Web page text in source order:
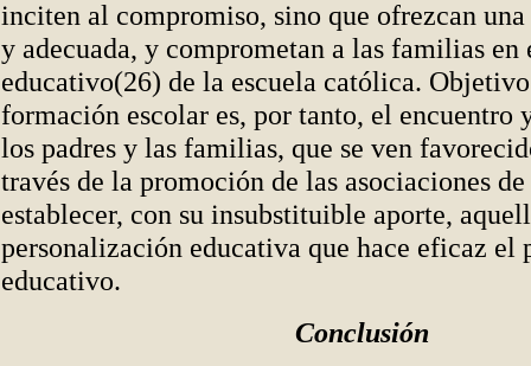
inciten al compromiso, sino que ofrezcan
y adecuada, y comprometan a las familias en
educativo(26) de la escuela católica.
formación escolar es, por tanto, el encuentro
los padres y las familias, que se ven
través de la promoción de las asociaciones de
establecer, con su insubstituible aporte,
personalización educativa que hace eficaz el
educativo.
Conclusión